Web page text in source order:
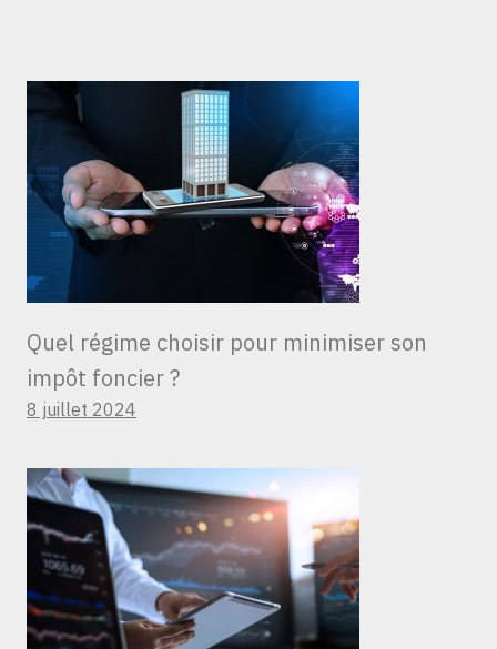
Quel régime choisir pour minimiser son
impôt foncier ?
8 juillet 2024